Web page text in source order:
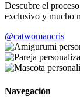
Descubre el
exclusivo y mucho
@catwomancris
Navegación